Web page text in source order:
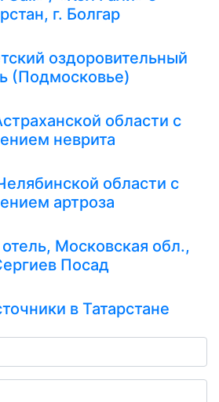
г. Болгар
оздоровительный
(Подмосковье)
области с
неврита
области с
артроза
Московская обл.,
Посад
в Татарстане